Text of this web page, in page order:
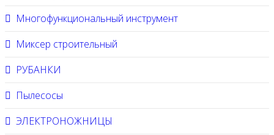
Многофункциональный инструмент
Миксер строительный
РУБАНКИ
Пылесосы
ЭЛЕКТРОНОЖНИЦЫ